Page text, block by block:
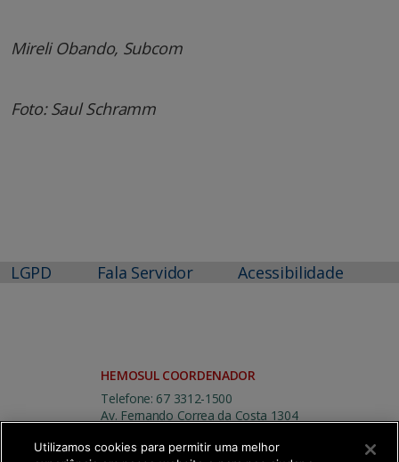
Mireli Obando, Subcom
Foto: Saul Schramm
LGPD Fala Servidor Acessibilidade
HEMOSUL COORDENADOR
Telefone: 67 3312-1500
Av. Fernando Correa da Costa 1304
Campo Grande | MS
Utilizamos cookies para permitir uma melhor